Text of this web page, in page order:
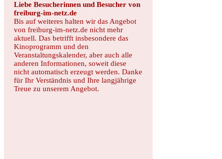
Liebe Besucherinnen und Besucher von
freiburg-im-netz.de
Bis auf weiteres halten wir das Angebot
von freiburg-im-netz.de nicht mehr
aktuell. Das betrifft insbesondere das
Kinoprogramm und den
Veranstaltungskalender, aber auch alle
anderen Informationen, soweit diese
nicht automatisch erzeugt werden. Danke
für Ihr Verständnis und Ihre langjährige
Treue zu unserem Angebot.